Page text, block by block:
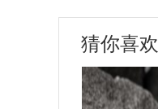
猜你喜欢